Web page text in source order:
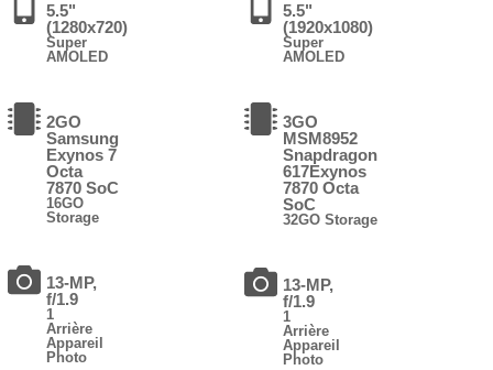
5.5"
(1280x720)
Super
AMOLED
2GO
Samsung
Exynos 7
Octa
7870 SoC
16GO
Storage
13-MP,
f/1.9
1
Arrière
Appareil
Photo
5.5"
(1920x1080)
Super
AMOLED
3GO
MSM8952
Snapdragon
617Exynos
7870 Octa
SoC
32GO Storage
13-MP,
f/1.9
1
Arrière
Appareil
Photo